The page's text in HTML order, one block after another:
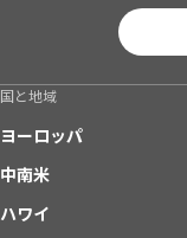
国と地域
ヨーロッパ
中南米
ハワイ